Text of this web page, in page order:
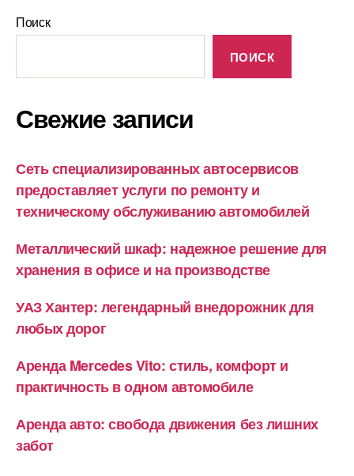
Поиск
ПОИСК
Свежие записи
Сеть специализированных автосервисов
предоставляет услуги по ремонту и
техническому обслуживанию автомобилей
Металлический шкаф: надежное решение для
хранения в офисе и на производстве
УАЗ Хантер: легендарный внедорожник для
любых дорог
Аренда Mercedes Vito: стиль, комфорт и
практичность в одном автомобиле
Аренда авто: свобода движения без лишних
забот